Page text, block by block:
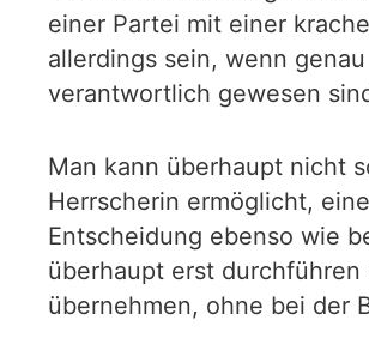
einer Partei mit einer
allerdings sein, wenn
verantwortlich gewesen
Man kann überhaupt nicht
Herrscherin ermöglicht,
Entscheidung ebenso wie
überhaupt erst
übernehmen, ohne bei der